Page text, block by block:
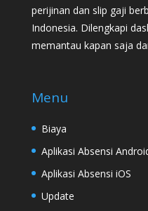
perijinan dan slip gaji
Indonesia. Dilengkapi
memantau kapan saja
Menu
Biaya
Aplikasi Absensi
Aplikasi Absensi iOS
Update